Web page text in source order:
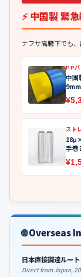
⚡ 中国製 緊
ナフサ高騰下でも
PP
中国
スト
手巻
🌐 Overseas
日本直接調達ルート
Direct from Japan,